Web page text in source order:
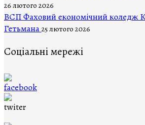
26 лютого 2026
ВСП Фаховий економічний коледж
Гетьмана 25 лютого 2026
Соціальні мережі